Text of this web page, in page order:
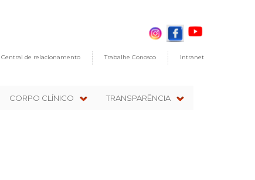
Central de relacionamento Trabalhe Conosco Intranet
CORPO CLÍNICO TRANSPARÊNCIA